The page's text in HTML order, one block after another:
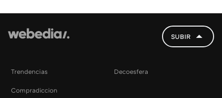
SUBIR
Trendencias Decoesfera
Compradiccion